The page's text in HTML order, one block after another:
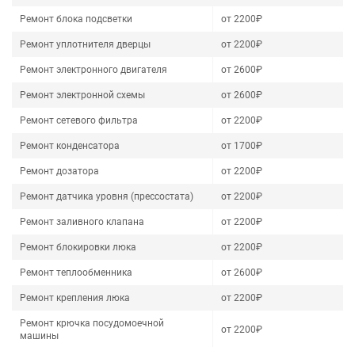
Ремонт блока подсветки от 2200₽
Ремонт уплотнителя дверцы от 2200₽
Ремонт электронного двигателя от 2600₽
Ремонт электронной схемы от 2600₽
Ремонт сетевого фильтра от 2200₽
Ремонт конденсатора от 1700₽
Ремонт дозатора от 2200₽
Ремонт датчика уровня (прессостата) от 2200₽
Ремонт заливного клапана от 2200₽
Ремонт блокировки люка от 2200₽
Ремонт теплообменника от 2600₽
Ремонт крепления люка от 2200₽
Ремонт крючка посудомоечной
машины
от 2200₽